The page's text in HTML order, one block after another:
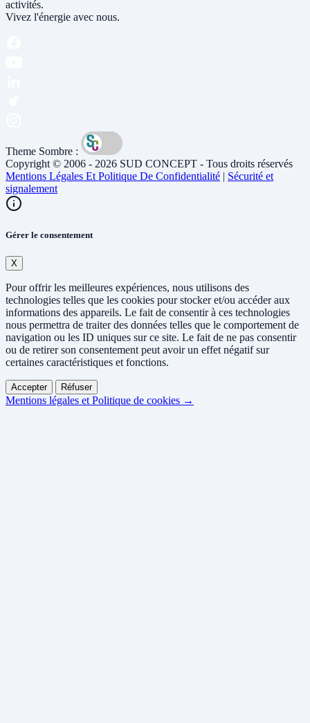
activités.
Vivez l'énergie avec nous.
Theme Sombre :
Copyright © 2006 - 2026 SUD CONCEPT - Tous droits réservés
Mentions Légales Et Politique De Confidentialité | Sécurité et
signalement
Gérer le consentement
X
Pour offrir les meilleures expériences, nous utilisons des
technologies telles que les cookies pour stocker et/ou accéder aux
informations des appareils. Le fait de consentir à ces technologies
nous permettra de traiter des données telles que le comportement de
navigation ou les ID uniques sur ce site. Le fait de ne pas consentir
ou de retirer son consentement peut avoir un effet négatif sur
certaines caractéristiques et fonctions.
Accepter Réfuser
Mentions légales et Politique de cookies →